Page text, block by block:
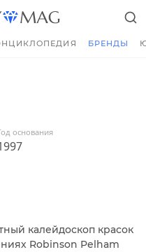
БРЕНДЫ
основания
калейдоскоп красок
Robinson Pelham